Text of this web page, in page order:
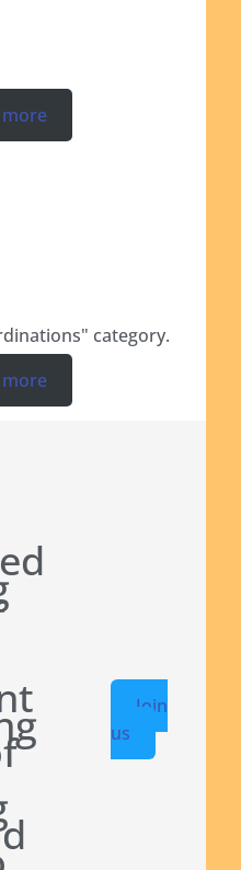
more
category.
more
Join
us